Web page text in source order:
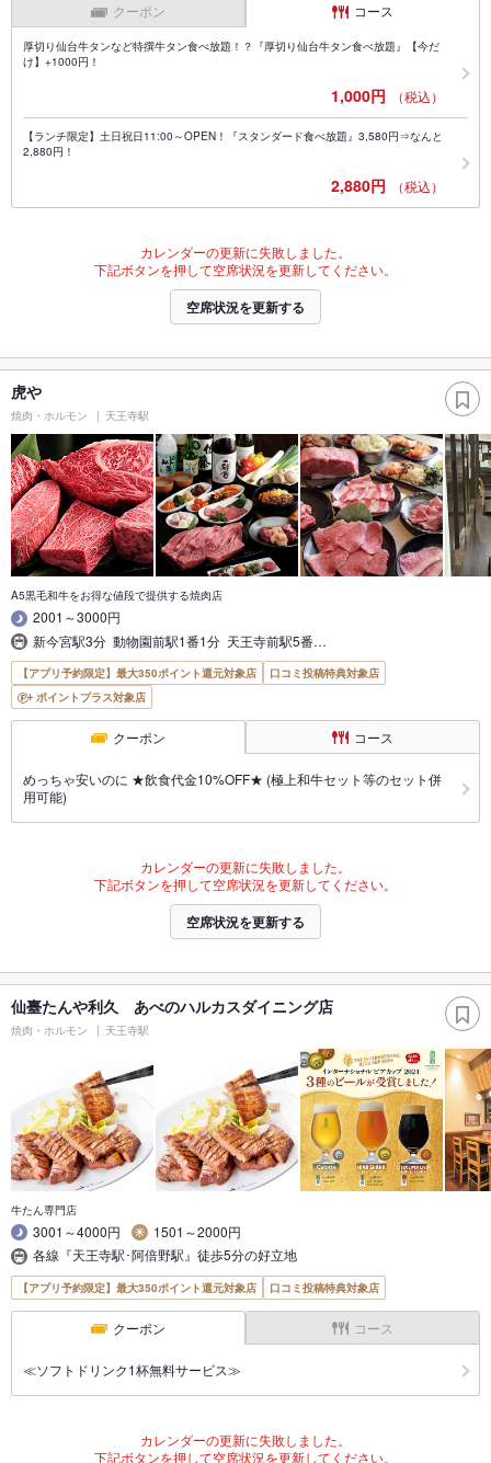
クーポン コース
厚切り仙台牛タンなど特撰牛タン食べ放題！？『厚切り仙台牛タン食べ放題』【今だ
け】+1000円！
1,000円 （税込）
【ランチ限定】土日祝日11:00～OPEN！『スタンダード食べ放題』3,580円⇒なんと
2,880円！
2,880円 （税込）
カレンダーの更新に失敗しました。
下記ボタンを押して空席状況を更新してください。
空席状況を更新する
虎や
焼肉・ホルモン 天王寺駅
A5黒毛和牛をお得な値段で提供する焼肉店
2001～3000円
新今宮駅3分 動物園前駅1番1分 天王寺前駅5番…
【アプリ予約限定】最大350ポイント還元対象店
口コミ投稿特典対象店
ポイントプラス対象店
クーポン コース
めっちゃ安いのに ★飲食代金10%OFF★ (極上和牛セット等のセット併
用可能)
カレンダーの更新に失敗しました。
下記ボタンを押して空席状況を更新してください。
空席状況を更新する
仙臺たんや利久 あべのハルカスダイニング店
焼肉・ホルモン 天王寺駅
牛たん専門店
3001～4000円
1501～2000円
各線『天王寺駅･阿倍野駅』徒歩5分の好立地
【アプリ予約限定】最大350ポイント還元対象店 口コミ投稿特典対象店
クーポン コース
≪ソフトドリンク1杯無料サービス≫
カレンダーの更新に失敗しました。
下記ボタンを押して空席状況を更新してください。